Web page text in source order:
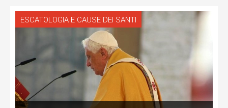
ESCATOLOGIA E CAUSE DEI SANTI